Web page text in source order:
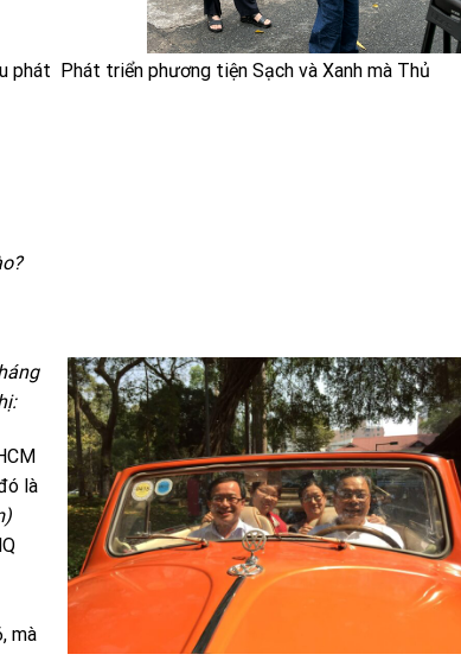
phát Phát triển phương tiện Sạch và Xanh mà Thủ
là
mà